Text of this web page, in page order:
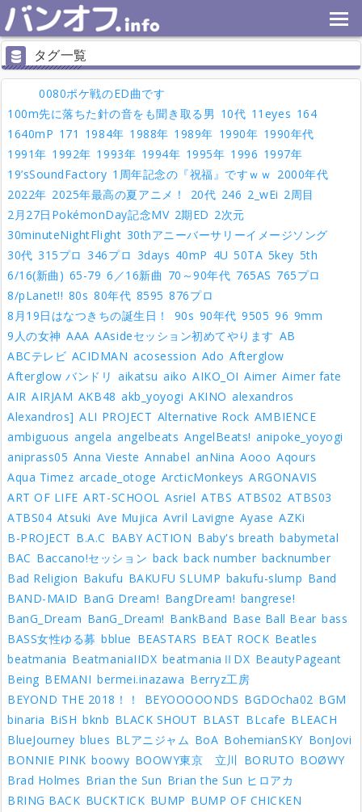
タグ一覧
0080ポケ戦のED曲です
100m先に落ちた針の音をも聞き取る男 10代 11eyes 164
1640mP 171 1984年 1988年 1989年 1990年 1990年代
1991年 1992年 1993年 1994年 1995年 1996 1997年
19’sSoundFactory 1周年記念の『祝福』ですｗｗ 2000年代
2022年 2025年最高の夏アニメ！ 20代 246 2_wEi 2周目
2月27日PokémonDay記念MV 2期ED 2次元
30minuteNightFlight 30thアニーバーサリーイメージソング
30代 315プロ 346プロ 3days 40mP 4U 50TA 5key 5th
6/16(新曲) 65-79 6／16新曲 70～90年代 765AS 765プロ
8/pLanet!! 80s 80年代 8595 876プロ
8月19日はなつきちの誕生日！
90s 90年代 9505 96 9mm
9人の女神 AAA AAsideセッション初めてやります AB
ABCテレビ ACIDMAN acosession Ado Afterglow
Afterglow バンドリ aikatsu aiko AIKO_OI Aimer Aimer fate
AIR AIRJAM AKB48 akb_yoyogi AKINO alexandros
Alexandros] ALI PROJECT Alternative Rock AMBIENCE
ambiguous angela angelbeats AngelBeats! anipoke_yoyogi
aniprass05 Anna Vieste Annabel anNina Aooo Aqours
Aqua Timez arcade_otoge ArcticMonkeys ARGONAVIS
ART OF LIFE ART-SCHOOL Asriel ATBS ATBS02 ATBS03
ATBS04 Atsuki Ave Mujica Avril Lavigne Ayase AZKi
B-PROJECT B.A.C BABY ACTION Baby's breath babymetal
BAC Baccano!セッション back back number backnumber
Bad Religion Bakufu BAKUFU SLUMP bakufu-slump Band
BAND-MAID BanG Dream! BangDream! bangrese!
BanG_Dream BanG_Dream! BankBand Base Ball Bear bass
BASS女性ゆる募 bblue BEASTARS BEAT ROCK Beatles
beatmania BeatmaniaIIDX beatmaniaⅡDX BeautyPageant
Being BEMANI bermei.inazawa Berryz工房
BEYOND THE 2018！！
BEYOOOOONDS BGDOcha02 BGM
binaria BiSH bknb BLACK SHOUT BLAST BLcafe BLEACH
BlueJourney blues BLアニジャム BoA BohemianSKY BonJovi
BONNIE PINK boowy BOOWY東京 立川 BORUTO BOØWY
Brad Holmes Brian the Sun Brian the Sun ヒロアカ
BRING BACK BUCKTICK BUMP BUMP OF CHICKEN